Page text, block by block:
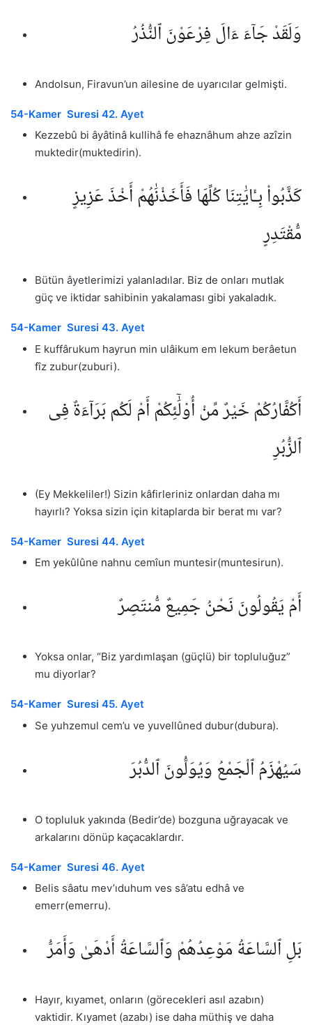
وَلَقَدْ جَآءَ ءَالَ فِرْعَوْنَ ٱلنُّذُرُ
Andolsun, Firavun’un ailesine de uyarıcılar gelmişti.
54-Kamer Suresi 42. Ayet
Kezzebû bi âyâtinâ kullihâ fe ehaznâhum ahze azîzin
muktedir(muktedirin).
كَذَّبُوا۟ بِـَٔايَٰتِنَا كُلِّهَا فَأَخَذْنَٰهُمْ أَخْذَ عَزِيزٍ
مُّقْتَدِرٍ
Bütün âyetlerimizi yalanladılar. Biz de onları mutlak
güç ve iktidar sahibinin yakalaması gibi yakaladık.
54-Kamer Suresi 43. Ayet
E kuffârukum hayrun min ulâikum em lekum berâetun
fîz zubur(zuburi).
أَكُفَّارُكُمْ خَيْرٌ مِّنْ أُو۟لَٰٓئِكُمْ أَمْ لَكُم بَرَآءَةٌ فِى
ٱلزُّبُرِ
(Ey Mekkeliler!) Sizin kâfirleriniz onlardan daha mı
hayırlı? Yoksa sizin için kitaplarda bir berat mı var?
54-Kamer Suresi 44. Ayet
Em yekûlûne nahnu cemîun muntesir(muntesirun).
أَمْ يَقُولُونَ نَحْنُ جَمِيعٌ مُّنتَصِرٌ
Yoksa onlar, “Biz yardımlaşan (güçlü) bir topluluğuz”
mu diyorlar?
54-Kamer Suresi 45. Ayet
Se yuhzemul cem’u ve yuvellûned dubur(dubura).
سَيُهْزَمُ ٱلْجَمْعُ وَيُوَلُّونَ ٱلدُّبُرَ
O topluluk yakında (Bedir’de) bozguna uğrayacak ve
arkalarını dönüp kaçacaklardır.
54-Kamer Suresi 46. Ayet
Belis sâatu mev’ıduhum ves sâ’atu edhâ ve
emerr(emerru).
بَلِ ٱلسَّاعَةُ مَوْعِدُهُمْ وَٱلسَّاعَةُ أَدْهَىٰ وَأَمَرُّ
Hayır, kıyamet, onların (görecekleri asıl azabın)
vaktidir. Kıyamet (azabı) ise daha müthiş ve daha